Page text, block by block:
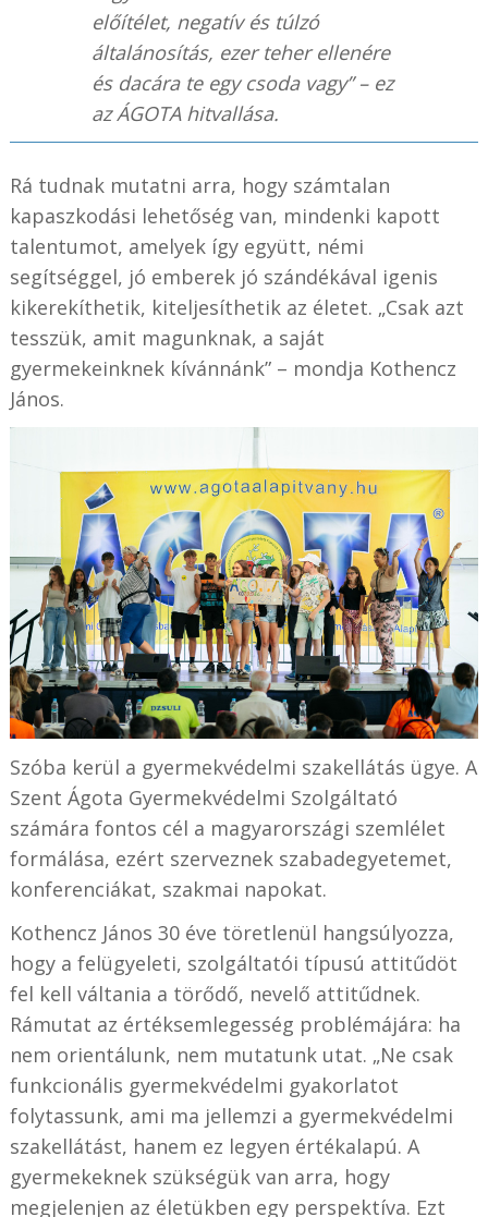
előítélet, negatív és túlzó
általánosítás, ezer teher ellenére
és dacára te egy csoda vagy” – ez
az ÁGOTA hitvallása.
Rá tudnak mutatni arra, hogy számtalan
kapaszkodási lehetőség van, mindenki kapott
talentumot, amelyek így együtt, némi
segítséggel, jó emberek jó szándékával igenis
kikerekíthetik, kiteljesíthetik az életet. „Csak azt
tesszük, amit magunknak, a saját
gyermekeinknek kívánnánk” – mondja Kothencz
János.
Szóba kerül a gyermekvédelmi szakellátás ügye. A
Szent Ágota Gyermekvédelmi Szolgáltató
számára fontos cél a magyarországi szemlélet
formálása, ezért szerveznek szabadegyetemet,
konferenciákat, szakmai napokat.
Kothencz János 30 éve töretlenül hangsúlyozza,
hogy a felügyeleti, szolgáltatói típusú attitűdöt
fel kell váltania a törődő, nevelő attitűdnek.
Rámutat az értéksemlegesség problémájára: ha
nem orientálunk, nem mutatunk utat. „Ne csak
funkcionális gyermekvédelmi gyakorlatot
folytassunk, ami ma jellemzi a gyermekvédelmi
szakellátást, hanem ez legyen értékalapú. A
gyermekeknek szükségük van arra, hogy
megjelenjen az életükben egy perspektíva. Ezt